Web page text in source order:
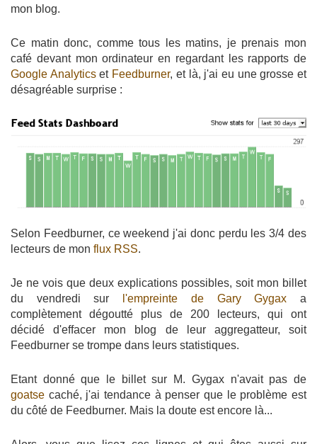
mon blog.
Ce matin donc, comme tous les matins, je prenais mon
café devant mon ordinateur en regardant les rapports de
Google Analyticset Feedburner, et là, j'ai eu une grosse et
désagréable surprise :
Selon Feedburner, ce weekend j'ai donc perdu les 3/4 des
lecteurs de mon flux RSS.
Je ne vois que deux explications possibles, soit mon billet
du vendredi sur
l'empreinte de Gary Gygax a
complètement dégoutté plus de 200 lecteurs, qui ont
décidé d'effacer mon blog de leur aggregatteur, soit
Feedburner se trompe dans leurs statistiques.
Etant donné que le billet sur M. Gygax n'avait pas de
goatse caché, j'ai tendance à penser que le problème est
du côté de Feedburner. Mais la doute est encore là...